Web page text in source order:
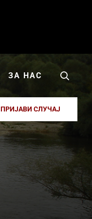
ЗА НАС
ПРИЈАВИ СЛУЧАЈ